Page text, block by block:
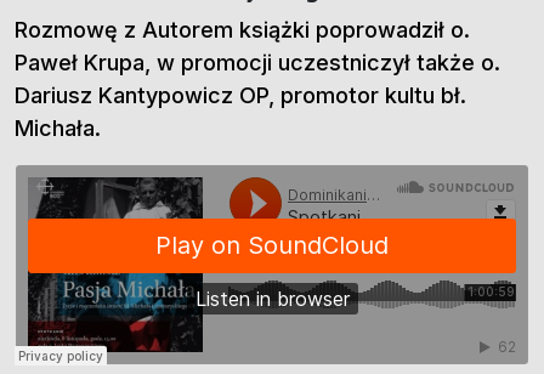
Rozmowę z Autorem książki poprowadził o.
Paweł Krupa, w promocji uczestniczył także o.
Dariusz Kantypowicz OP, promotor kultu bł.
Michała.